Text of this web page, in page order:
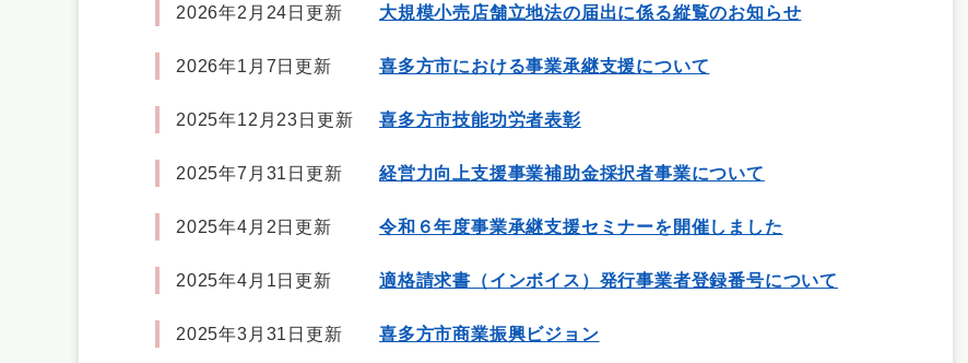
2026年2月24日更新 大規模小売店舗立地法の届出に係る縦覧のお知らせ
2026年1月7日更新 喜多方市における事業承継支援について
2025年12月23日更新 喜多方市技能功労者表彰
2025年7月31日更新 経営力向上支援事業補助金採択者事業について
2025年4月2日更新 令和６年度事業承継支援セミナーを開催しました
2025年4月1日更新 適格請求書（インボイス）発行事業者登録番号について
2025年3月31日更新 喜多方市商業振興ビジョン